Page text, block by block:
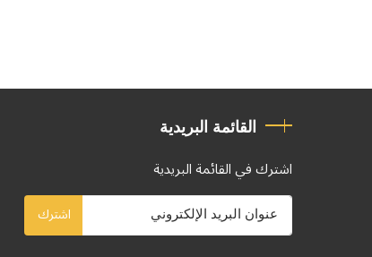
القائمة البريدية
اشترك في القائمة البريدية
اشترك